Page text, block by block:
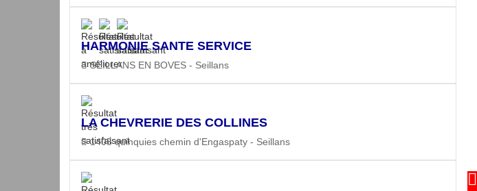
HARMONIE SANTE SERVICE
SEILLANS EN BOVES - Seillans
LA CHEVRERIE DES COLLINES
1405 quinquies chemin d'Engaspaty - Seillans